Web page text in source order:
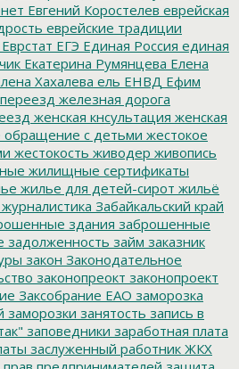
Евгений Коростелев еврейская
еврейские традиции
Еврстат ЕГЭ Единая Россия единая
Екатерина Румянцева Елена
Хахалева ель ЕНВД Ефим
железная дорога
женская кнсультация женская
обращение с детьми жестокое
жестокость живодер живопись
жилищные сертификаты
жилье для детей-сирот жильё
журналистика Забайкальский край
здания заброшенные
задолженность займ заказник
закон Законодательное
законопреокт законопроект
Заксобрание ЕАО заморозка
заморозки занятость запись в
заповедники заработная плата
заслуженный работник ЖКХ